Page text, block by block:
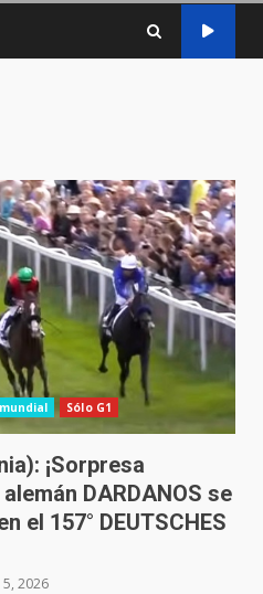
Sólo G1
¡Sorpresa
DARDANOS se
el 157° DEUTSCHES
2026